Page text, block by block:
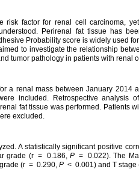
risk factor for renal cell carcinoma,
Perirenal fat tissue has
Probability score is widely used
to investigate the relationship
tumor pathology in patients with renal
a renal mass between January 2014
included. Retrospective analysis
fat tissue was performed. Patients
excluded.
A statistically significant positive
grade (r = 0.186,P = 0.022). The
(r = 0.290, P < 0.001) and T